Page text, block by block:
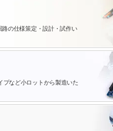
の仕様策定・設計・試作い
プなど小ロットから製造いた